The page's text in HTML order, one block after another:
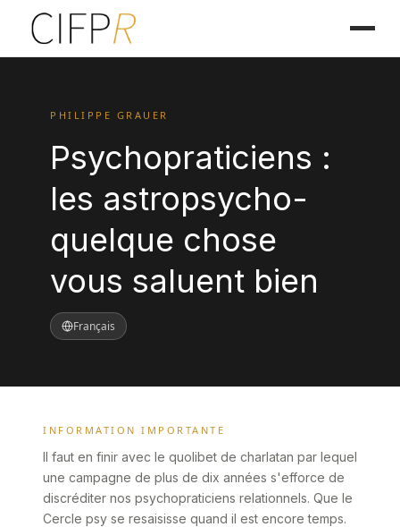
PHILIPPE GRAUER
Psychopraticiens :
les astropsycho-
quelque chose
vous saluent bien
Français
INFORMATION IMPORTANTE
Il faut en finir avec le quolibet de charlatan par lequel
une campagne de plus de dix années s'efforce de
discréditer nos psychopraticiens relationnels. Que le
Cercle psy se resaisisse quand il est encore temps.